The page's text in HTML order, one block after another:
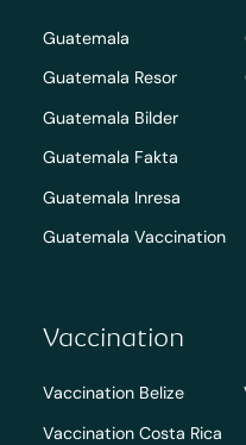
Guatemala
Guatemala Resor
Guatemala Bilder
Guatemala Fakta
Guatemala Inresa
Guatemala Vaccination
Vaccination
Vaccination Belize
Vaccination Costa Rica